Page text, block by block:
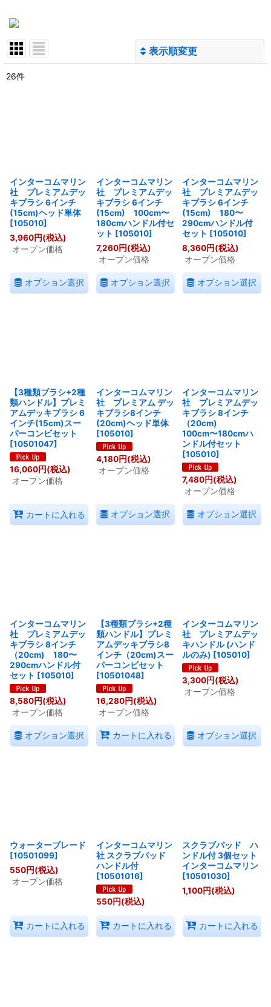
表示順変更
26件
インターコムマリン
社 プレミアムデッ
キブラシ 6インチ
(15cm)ヘッド単体
[105010]
3,960円(税込)
オープン価格
オプション選択
インターコムマリン
社 プレミアムデッ
キブラシ 6インチ
(15cm) 100cm〜
180cmハンドル付セ
ット [105010]
7,260円(税込)
オープン価格
オプション選択
インターコムマリン
社 プレミアムデッ
キブラシ 6インチ
(15cm) 180〜
290cmハンドル付
セット [105010]
8,360円(税込)
オープン価格
オプション選択
【3種類ブラシ+2種
類ハンドル】プレミ
アムデッキブラシ 6
インチ(15cm)スー
パーコンビセット
[10501047]
16,060円(税込)
オープン価格
カートに入れる
インターコムマリン
社 プレミアム デッ
キブラシ8インチ
(20cm)ヘッド単体
[105010]
4,180円(税込)
オープン価格
オプション選択
インターコムマリン
社 プレミアムデッ
キブラシ 8インチ
（20cm)
100cm〜180cmハ
ンドル付セット
[105010]
7,480円(税込)
オープン価格
オプション選択
インターコムマリン
社 プレミアムデッ
キブラシ 8インチ
（20cm) 180〜
290cmハンドル付
セット [105010]
8,580円(税込)
オープン価格
オプション選択
【3種類ブラシ+2種
類ハンドル】プレミ
アムデッキブラシ8
インチ（20cm)スー
パーコンビセット
[10501048]
16,280円(税込)
オープン価格
カートに入れる
インターコムマリン
社 プレミアムデッ
キハンドル (ハンド
ルのみ) [105010]
3,300円(税込)
オープン価格
オプション選択
ウォーターブレード
[10501099]
550円(税込)
オープン価格
カートに入れる
インターコムマリン
社 スクラブパッド
ハンドル付
[10501016]
550円(税込)
カートに入れる
スクラブパッド ハ
ンドル付 3個セット
インターコムマリン
[10501030]
1,100円(税込)
カートに入れる